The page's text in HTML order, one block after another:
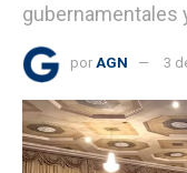
gubernamentales
por AGN 3